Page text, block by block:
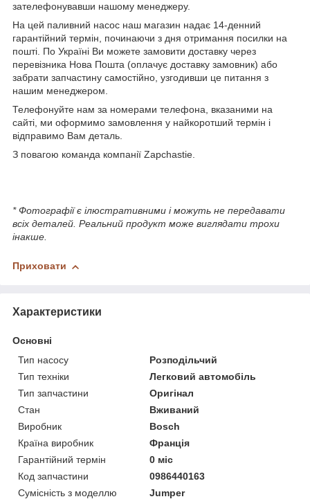
зателефонувавши нашому менеджеру.
На цей паливний насос наш магазин надає 14-денний
гарантійний термін, починаючи з дня отримання посилки на
пошті. По Україні Ви можете замовити доставку через
перевізника Нова Пошта (оплачує доставку замовник) або
забрати запчастину самостійно, узгодивши це питання з
нашим менеджером.
Телефонуйте нам за номерами телефона, вказаними на
сайті, ми оформимо замовлення у найкоротший термін і
відправимо Вам деталь.
З повагою команда компанії Zapchastie.
* Фотографії є ілюстративними і можуть не передавати
всіх деталей. Реальний продукт може виглядати трохи
інакше.
Приховати
Характеристики
Основні
Тип насосу
Розподільчий
Тип техніки
Легковий автомобіль
Тип запчастини
Оригінал
Стан
Вживаний
Виробник
Bosch
Країна виробник
Франція
Гарантійний термін
0 міс
Код запчастини
0986440163
Сумісність з моделлю
Jumper